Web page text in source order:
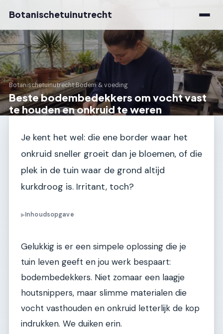
Botanischetuinutrecht
Botanischetuinutrecht›Bodem & voeding
Beste bodembedekkers om vocht vast
te houden en onkruid te weren
Je kent het wel: die ene border waar het
onkruid sneller groeit dan je bloemen, of die
plek in de tuin waar de grond altijd
kurkdroog is. Irritant, toch?
▶Inhoudsopgave
Gelukkig is er een simpele oplossing die je
tuin leven geeft en jou werk bespaart:
bodembedekkers. Niet zomaar een laagje
houtsnippers, maar slimme materialen die
vocht vasthouden en onkruid letterlijk de kop
indrukken. We duiken erin.